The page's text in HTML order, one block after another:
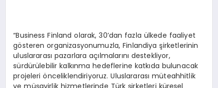
“Business Finland olarak, 30’dan fazla ülkede faaliyet
gösteren organizasyonumuzla, Finlandiya şirketlerinin
uluslararası pazarlara açılmalarını destekliyor,
sürdürülebilir kalkınma hedeflerine katkıda bulunacak
projeleri önceliklendiriyoruz. Uluslararası müteahhitlik
ve müşavirlik hizmetlerinde Türk şirketleri küresel